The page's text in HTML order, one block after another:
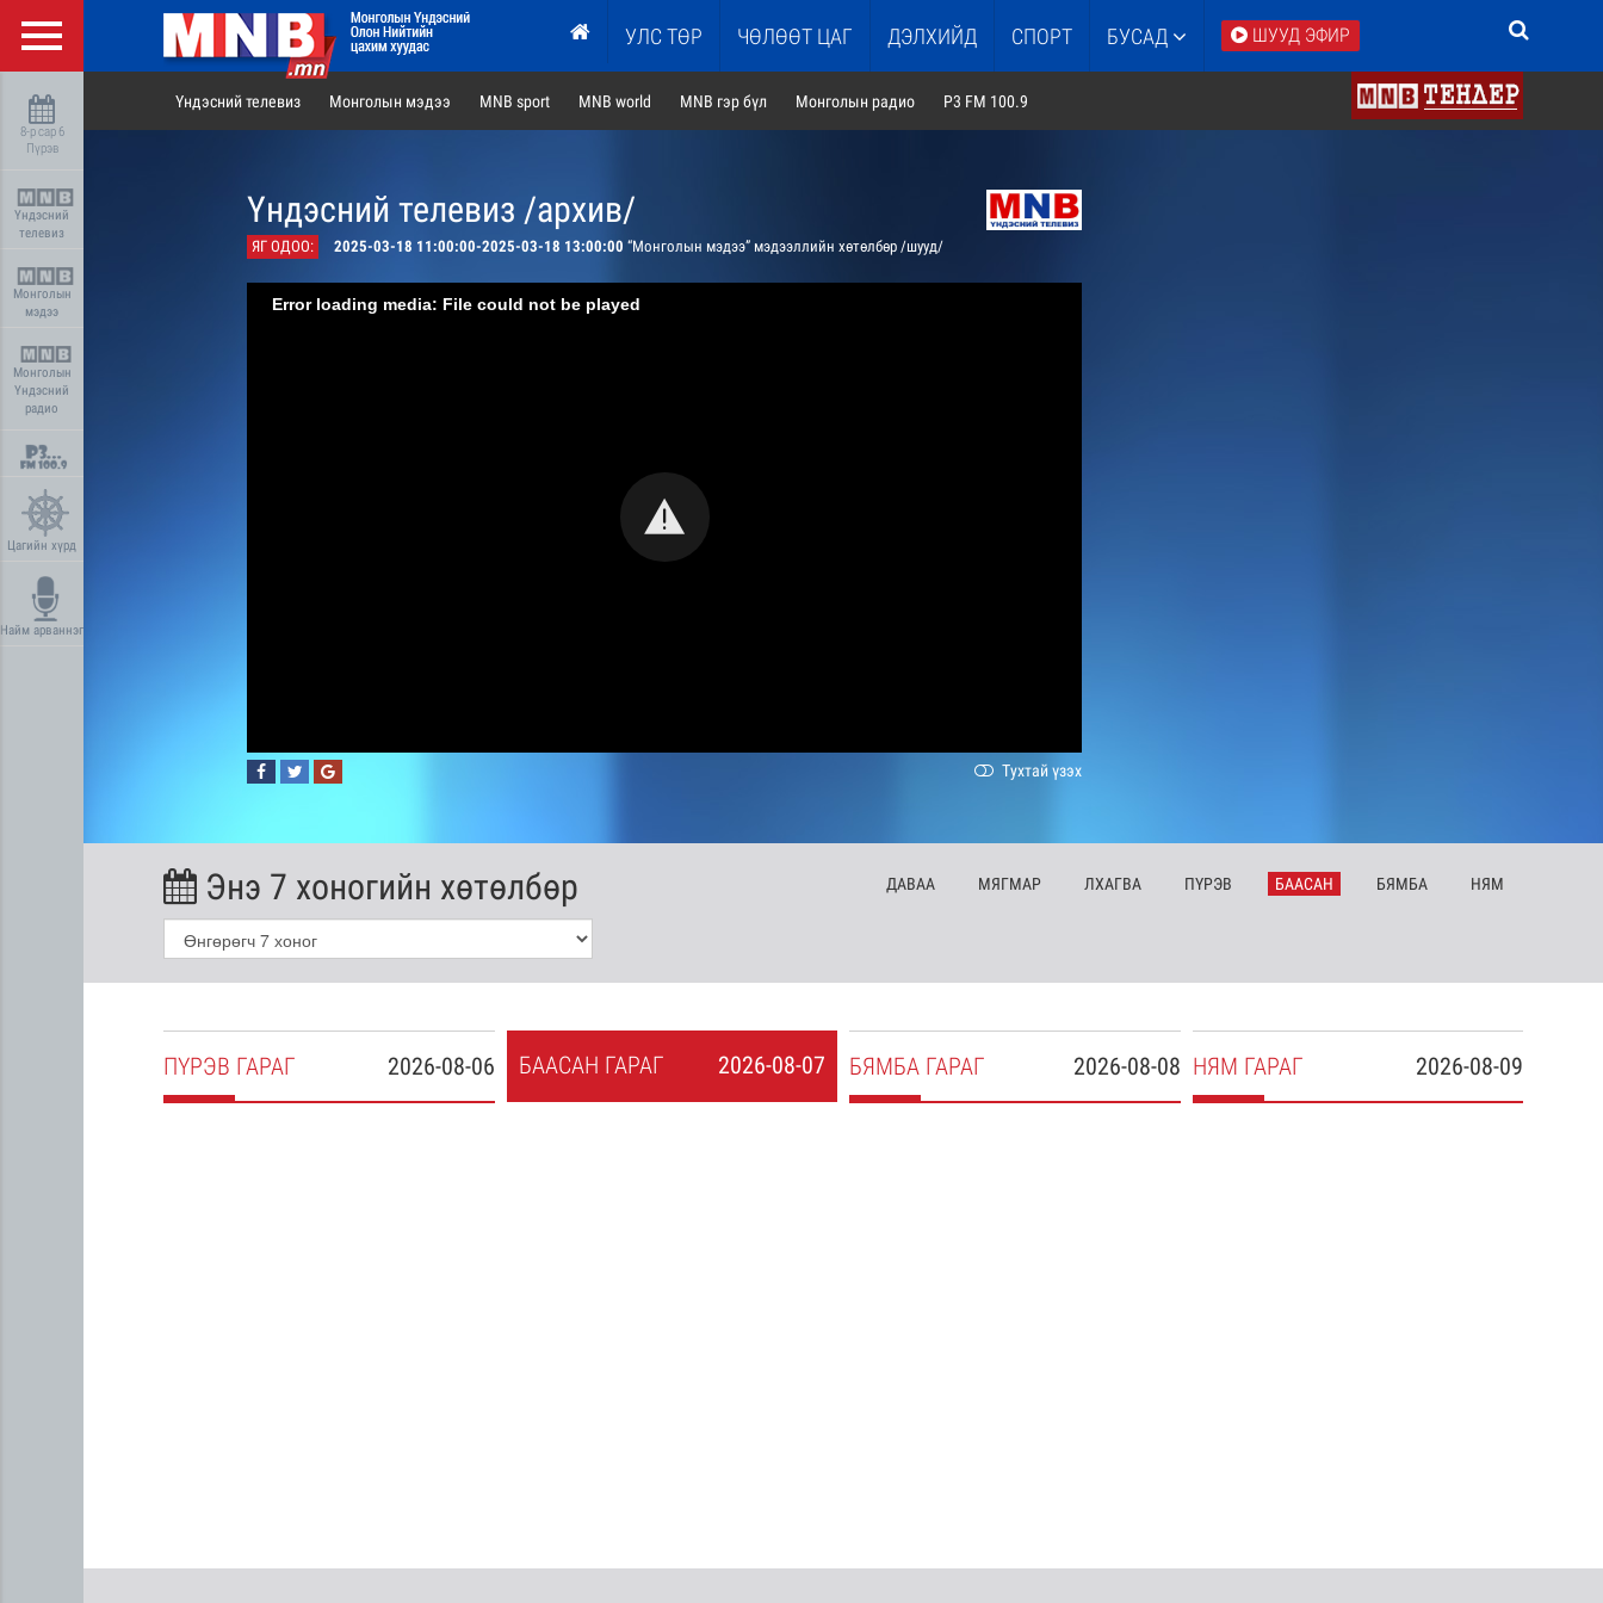
УЛС ТӨР ЧӨЛӨӨТ ЦАГ ДЭЛХИЙД СПОРТ БУСАД ШУУД ЭФИР
8-р сар 6
Пүрэв
Үндэсний
телевиз
Монголын
мэдээ
Монголын
Үндэсний
радио
Цагийн хүрд
Найм арваннэг
Үндэсний телевиз Монголын мэдээ MNB sport MNB world MNB гэр бүл Монголын радио P3 FM 100.9
Үндэсний телевиз /архив/
ЯГ ОДОО: 2025-03-18 11:00:00-2025-03-18 13:00:00 “Монголын мэдээ” мэдээллийн хөтөлбөр /шууд/
Error loading media: File could not be played
Тухтай үзэх
Энэ 7 хоногийн хөтөлбөр ДАВАА МЯГМАР ЛХАГВА ПҮРЭВ БААСАН БЯМБА НЯМ
2026-08-06
ПҮРЭВ ГАРАГ 2026-08-07
БААСАН ГАРАГ 2026-08-08
БЯМБА ГАРАГ 2026-08-09
НЯМ ГАРАГ